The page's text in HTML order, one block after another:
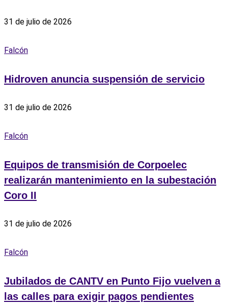
31 de julio de 2026
Falcón
Hidroven anuncia suspensión de servicio
31 de julio de 2026
Falcón
Equipos de transmisión de Corpoelec
realizarán mantenimiento en la subestación
Coro II
31 de julio de 2026
Falcón
Jubilados de CANTV en Punto Fijo vuelven a
las calles para exigir pagos pendientes